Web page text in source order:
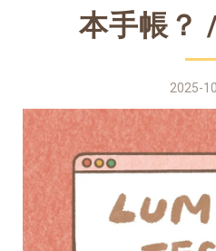
本手帳？
2025-